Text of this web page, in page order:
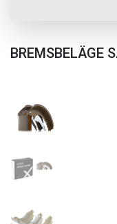
BREMSBELÄGE